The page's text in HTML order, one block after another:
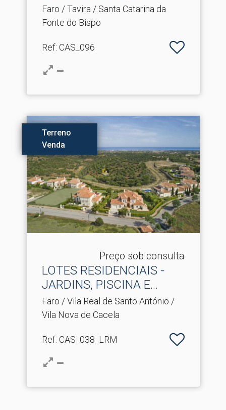
Faro / Tavira / Santa Catarina da
Fonte do Bispo
Ref: CAS_096
Terreno
Venda
Preço sob consulta
LOTES RESIDENCIAIS -
JARDINS, PISCINA E
VISTA.​..
Faro / Vila Real de Santo António /
Vila Nova de Cacela
Ref: CAS_038_LRM